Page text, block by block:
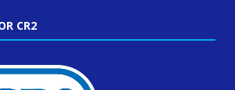
CR2